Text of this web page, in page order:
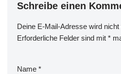
Schreibe einen
Deine E-Mail-Adresse wird nicht
Erforderliche Felder sind mit *
Name *